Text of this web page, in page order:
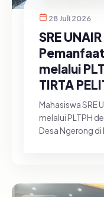
28 Juli 2026
SRE
melalui
TIRTA
Mahasiswa SRE
melalui PLTPH
Desa Ngerong